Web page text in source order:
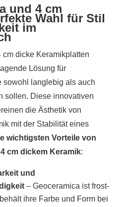
und 4 cm
Wahl für Stil
im
cm dicke Keramikplatten
Lösung für
sowohl langlebig als auch
sollen. Diese innovativen
die Ästhetik von
mit der Stabilität eines
wichtigsten Vorteile von
cm dickem Keramik:
und
– Geoceramica ist frost-
ihre Farbe und Form bei